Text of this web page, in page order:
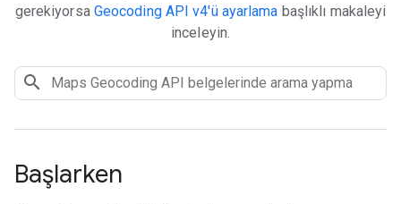
gerekiyorsa Geocoding API v4'ü ayarlama başlıklı makaleyi
inceleyin.
Başlarken